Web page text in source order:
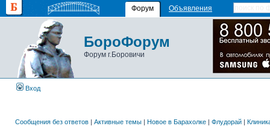
Форум Объявления
БороФорум
Форум г.Боровичи
Вход
Сообщения без ответов | Активные темы | Новое в Барахолке | Флудорай |